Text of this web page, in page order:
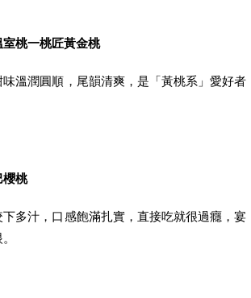
室桃一桃匠黃金桃
溫潤圓順，尾韻清爽，是「黃桃系」愛好者
櫻桃
多汁，口感飽滿扎實，直接吃就很過癮，宴